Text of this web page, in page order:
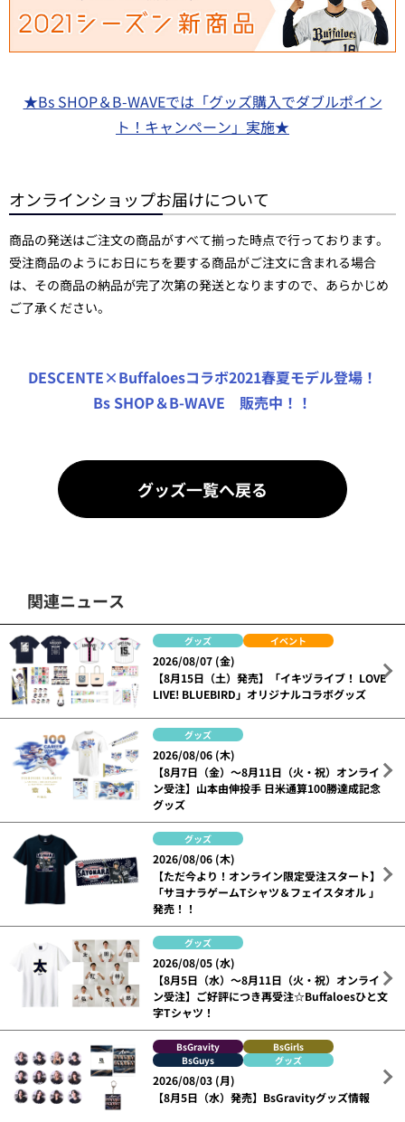
★Bs SHOP＆B-WAVEでは「グッズ購入でダブルポイン
ト！キャンペーン」実施★
オンラインショップお届けについて
商品の発送はご注文の商品がすべて揃った時点で行っております。
受注商品のようにお日にちを要する商品がご注文に含まれる場合
は、その商品の納品が完了次第の発送となりますので、あらかじめ
ご了承ください。
DESCENTE×Buffaloesコラボ2021春夏モデル登場！
Bs SHOP＆B-WAVE 販売中！！
グッズ一覧へ戻る
関連ニュース
グッズ イベント
2026/08/07 (金)
【8月15日（土）発売】「イキヅライブ！ LOVE
LIVE! BLUEBIRD」オリジナルコラボグッズ
グッズ
2026/08/06 (木)
【8月7日（金）～8月11日（火・祝）オンライ
ン受注】山本由伸投手 日米通算100勝達成記念
グッズ
グッズ
2026/08/06 (木)
【ただ今より！オンライン限定受注スタート】
「サヨナラゲームTシャツ＆フェイスタオル 」
発売！！
グッズ
2026/08/05 (水)
【8月5日（水）～8月11日（火・祝）オンライ
ン受注】ご好評につき再受注☆Buffaloesひと文
字Tシャツ！
BsGravity
BsGirls
BsGuys
グッズ
2026/08/03 (月)
【8月5日（水）発売】BsGravityグッズ情報